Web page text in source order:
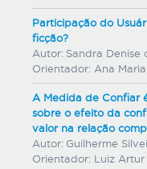
Participação do
ficção?
Autor: Sandra Denise
Orientador: Ana
A Medida de Confiar
sobre o efeito da
valor na relação
Autor: Guilherme
Orientador: Luiz